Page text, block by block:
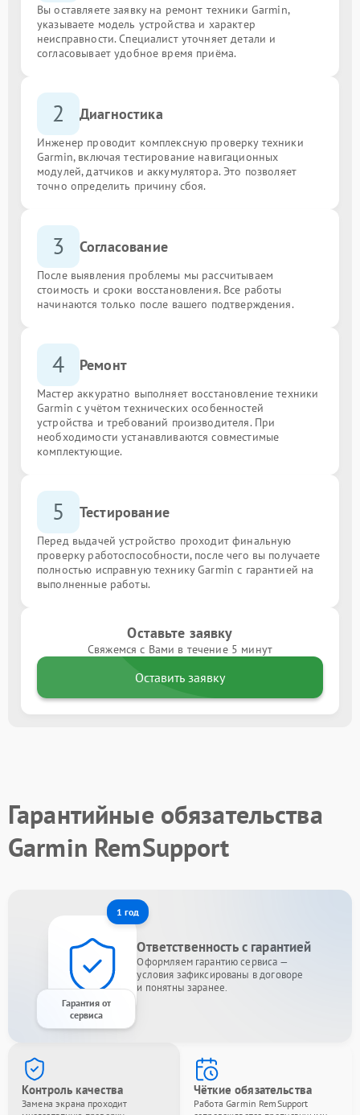
Вы оставляете заявку на ремонт техники Garmin,
указываете модель устройства и характер
неисправности. Специалист уточняет детали и
согласовывает удобное время приёма.
2 Диагностика
Инженер проводит комплексную проверку техники
Garmin, включая тестирование навигационных
модулей, датчиков и аккумулятора. Это позволяет
точно определить причину сбоя.
3 Согласование
После выявления проблемы мы рассчитываем
стоимость и сроки восстановления. Все работы
начинаются только после вашего подтверждения.
4 Ремонт
Мастер аккуратно выполняет восстановление техники
Garmin с учётом технических особенностей
устройства и требований производителя. При
необходимости устанавливаются совместимые
комплектующие.
5 Тестирование
Перед выдачей устройство проходит финальную
проверку работоспособности, после чего вы получаете
полностью исправную технику Garmin с гарантией на
выполненные работы.
Оставьте заявку
Свяжемся с Вами в течение 5 минут
Оставить заявку
Гарантийные обязательства
Garmin RemSupport
1 год
Гарантия от
сервиса
Ответственность с гарантией
Оформляем гарантию сервиса —
условия зафиксированы в договоре
и понятны заранее.
Контроль качества
Замена экрана проходит
Чёткие обязательства
Работа Garmin RemSupport